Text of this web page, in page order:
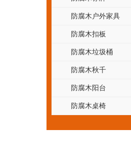
防腐木户外家具
防腐木扣板
防腐木垃圾桶
防腐木秋千
防腐木阳台
防腐木桌椅